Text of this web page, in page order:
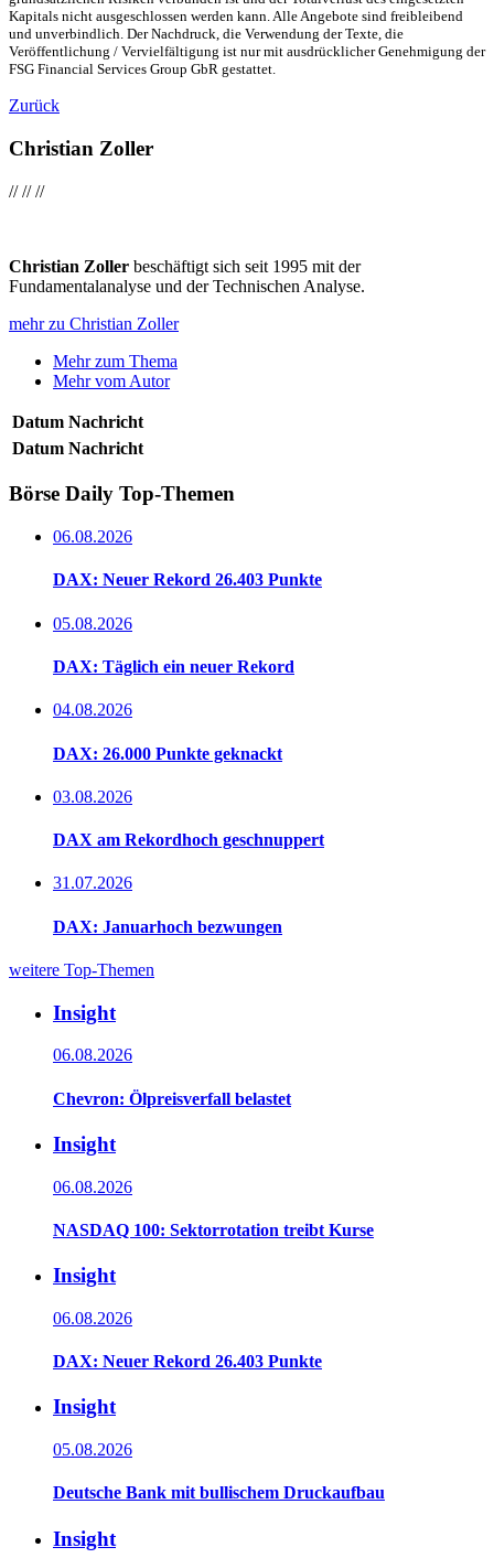
Kapitals nicht ausgeschlossen werden kann. Alle Angebote sind freibleibend
und unverbindlich. Der Nachdruck, die Verwendung der Texte, die
Veröffentlichung / Vervielfältigung ist nur mit ausdrücklicher Genehmigung der
FSG Financial Services Group GbR gestattet.
Zurück
Christian Zoller
//////
Christian Zoller beschäftigt sich seit 1995 mit der
Fundamentalanalyse und der Technischen Analyse.
mehr zu Christian Zoller
Mehr zum Thema
Mehr vom Autor
Datum Nachricht
Datum Nachricht
Börse Daily Top-Themen
06.08.2026
DAX: Neuer Rekord 26.403 Punkte
05.08.2026
DAX: Täglich ein neuer Rekord
04.08.2026
DAX: 26.000 Punkte geknackt
03.08.2026
DAX am Rekordhoch geschnuppert
31.07.2026
DAX: Januarhoch bezwungen
weitere Top-Themen
Insight
06.08.2026
Chevron: Ölpreisverfall belastet
Insight
06.08.2026
NASDAQ 100: Sektorrotation treibt Kurse
Insight
06.08.2026
DAX: Neuer Rekord 26.403 Punkte
Insight
05.08.2026
Deutsche Bank mit bullischem Druckaufbau
Insight